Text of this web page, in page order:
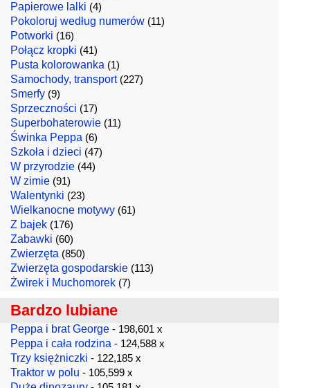
Papierowe lalki (4)
Pokoloruj według numerów (11)
Potworki (16)
Połącz kropki (41)
Pusta kolorowanka (1)
Samochody, transport(227)
Smerfy (9)
Sprzeczności (17)
Superbohaterowie (11)
Świnka Peppa (6)
Szkoła i dzieci (47)
W przyrodzie (44)
W zimie (91)
Walentynki (23)
Wielkanocne motywy (61)
Z bajek (176)
Zabawki (60)
Zwierzęta (850)
Zwierzęta gospodarskie (113)
Żwirek i Muchomorek (7)
Bardzo lubiane
Peppa i brat George - 198,601 x
Peppa i cała rodzina - 124,588 x
Trzy księżniczki - 122,185 x
Traktor w polu - 105,599 x